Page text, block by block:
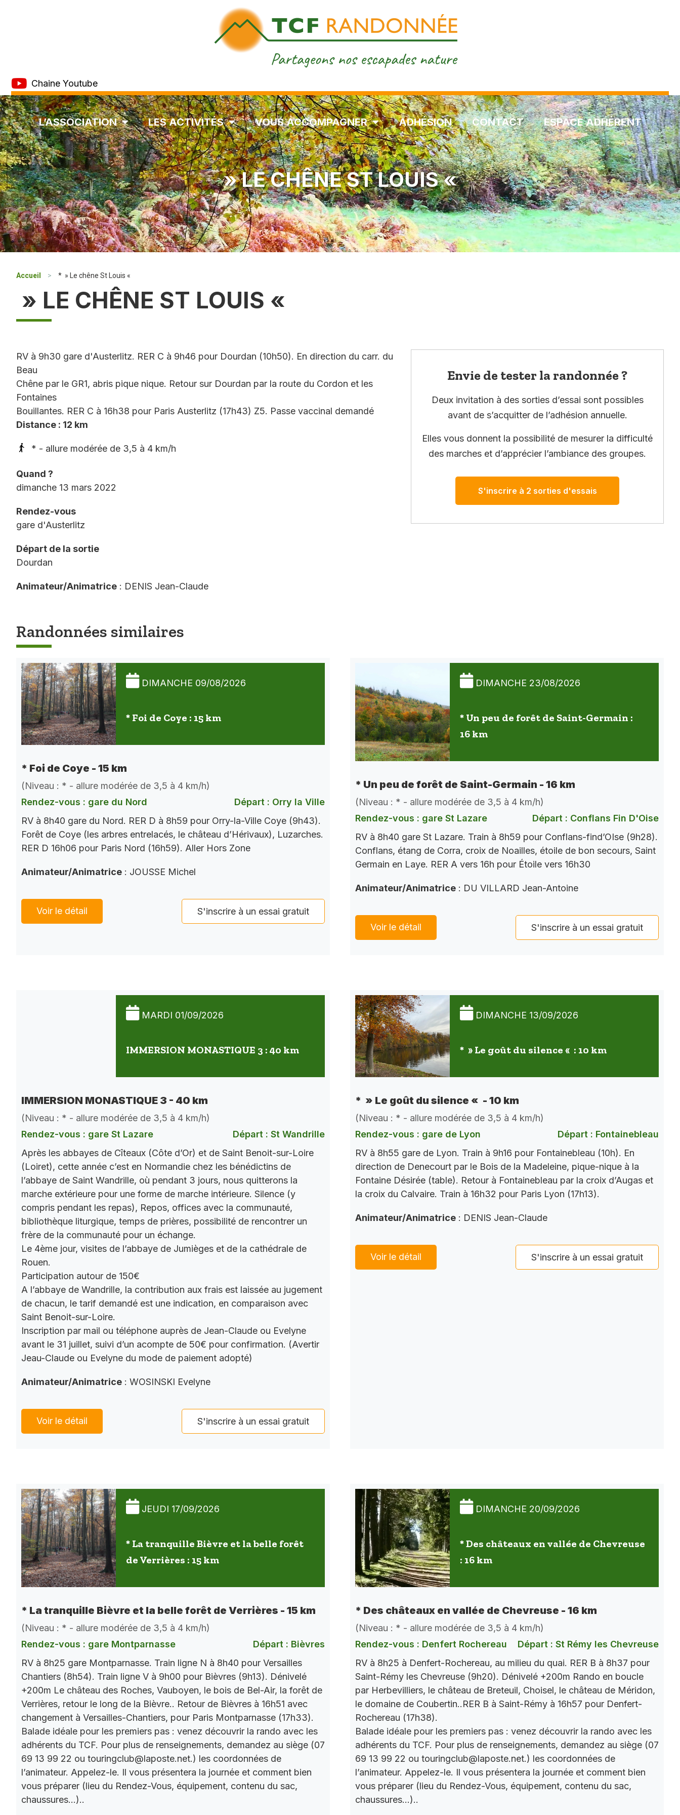
Chaine Youtube
L’ASSOCIATION LES ACTIVITÉS VOUS ACCOMPAGNER ADHÉSION CONTACT ESPACE ADHÉRENT
» LE CHÊNE ST LOUIS «
Accueil > * » Le chêne St Louis «
» LE CHÊNE ST LOUIS «
RV à 9h30 gare d'Austerlitz. RER C à 9h46 pour Dourdan (10h50). En direction du carr. du
Beau
Chêne par le GR1, abris pique nique. Retour sur Dourdan par la route du Cordon et les
Fontaines
Bouillantes. RER C à 16h38 pour Paris Austerlitz (17h43) Z5. Passe vaccinal demandé
Distance : 12 km
* - allure modérée de 3,5 à 4 km/h
Quand ?
dimanche 13 mars 2022
Rendez-vous
gare d'Austerlitz
Départ de la sortie
Dourdan
Animateur/Animatrice : DENIS Jean-Claude
Envie de tester la randonnée ?
Deux invitation à des sorties d’essai sont possibles
avant de s’acquitter de l’adhésion annuelle.
Elles vous donnent la possibilité de mesurer la difficulté
des marches et d’apprécier l’ambiance des groupes.
S'inscrire à 2 sorties d'essais
Randonnées similaires
DIMANCHE 09/08/2026
* Foi de Coye : 15 km
* Foi de Coye - 15 km
(Niveau : * - allure modérée de 3,5 à 4 km/h)
Rendez-vous : gare du Nord
Départ : Orry la Ville
RV à 8h40 gare du Nord. RER D à 8h59 pour Orry-la-Ville Coye (9h43).
Forêt de Coye (les arbres entrelacés, le château d’Hérivaux), Luzarches.
RER D 16h06 pour Paris Nord (16h59). Aller Hors Zone
Animateur/Animatrice : JOUSSE Michel
Voir le détail S'inscrire à un essai gratuit
DIMANCHE 23/08/2026
* Un peu de forêt de Saint-Germain :
16 km
* Un peu de forêt de Saint-Germain - 16 km
(Niveau : * - allure modérée de 3,5 à 4 km/h)
Rendez-vous : gare St Lazare
Départ : Conflans Fin D'Oise
RV à 8h40 gare St Lazare. Train à 8h59 pour Conflans-find’OIse (9h28).
Conflans, étang de Corra, croix de Noailles, étoile de bon secours, Saint
Germain en Laye. RER A vers 16h pour Étoile vers 16h30
Animateur/Animatrice : DU VILLARD Jean-Antoine
Voir le détail S'inscrire à un essai gratuit
MARDI 01/09/2026
IMMERSION MONASTIQUE 3 : 40 km
IMMERSION MONASTIQUE 3 - 40 km
(Niveau : * - allure modérée de 3,5 à 4 km/h)
Rendez-vous : gare St Lazare
Départ : St Wandrille
Après les abbayes de Cîteaux (Côte d’Or) et de Saint Benoit-sur-Loire
(Loiret), cette année c’est en Normandie chez les bénédictins de
l’abbaye de Saint Wandrille, où pendant 3 jours, nous quitterons la
marche extérieure pour une forme de marche intérieure. Silence (y
compris pendant les repas), Repos, offices avec la communauté,
bibliothèque liturgique, temps de prières, possibilité de rencontrer un
frère de la communauté pour un échange.
Le 4ème jour, visites de l’abbaye de Jumièges et de la cathédrale de
Rouen.
Participation autour de 150€
A l’abbaye de Wandrille, la contribution aux frais est laissée au jugement
de chacun, le tarif demandé est une indication, en comparaison avec
Saint Benoit-sur-Loire.
Inscription par mail ou téléphone auprès de Jean-Claude ou Evelyne
avant le 31 juillet, suivi d’un acompte de 50€ pour confirmation. (Avertir
Jeau-Claude ou Evelyne du mode de paiement adopté)
Animateur/Animatrice : WOSINSKI Evelyne
Voir le détail S'inscrire à un essai gratuit
DIMANCHE 13/09/2026
* » Le goût du silence « : 10 km
* » Le goût du silence « - 10 km
(Niveau : * - allure modérée de 3,5 à 4 km/h)
Rendez-vous : gare de Lyon
Départ : Fontainebleau
RV à 8h55 gare de Lyon. Train à 9h16 pour Fontainebleau (10h). En
direction de Denecourt par le Bois de la Madeleine, pique-nique à la
Fontaine Désirée (table). Retour à Fontainebleau par la croix d’Augas et
la croix du Calvaire. Train à 16h32 pour Paris Lyon (17h13).
Animateur/Animatrice : DENIS Jean-Claude
Voir le détail S'inscrire à un essai gratuit
JEUDI 17/09/2026
* La tranquille Bièvre et la belle forêt
de Verrières : 15 km
* La tranquille Bièvre et la belle forêt de Verrières - 15 km
(Niveau : * - allure modérée de 3,5 à 4 km/h)
Rendez-vous : gare Montparnasse
Départ : Bièvres
RV à 8h25 gare Montparnasse. Train ligne N à 8h40 pour Versailles
Chantiers (8h54). Train ligne V à 9h00 pour Bièvres (9h13). Dénivelé
+200m Le château des Roches, Vauboyen, le bois de Bel-Air, la forêt de
Verrières, retour le long de la Bièvre.. Retour de Bièvres à 16h51 avec
changement à Versailles-Chantiers, pour Paris Montparnasse (17h33).
Balade idéale pour les premiers pas : venez découvrir la rando avec les
adhérents du TCF. Pour plus de renseignements, demandez au siège (07
69 13 99 22 ou touringclub@laposte.net.) les coordonnées de
l’animateur. Appelez-le. Il vous présentera la journée et comment bien
vous préparer (lieu du Rendez-Vous, équipement, contenu du sac,
chaussures…)..
DIMANCHE 20/09/2026
* Des châteaux en vallée de Chevreuse
: 16 km
* Des châteaux en vallée de Chevreuse - 16 km
(Niveau : * - allure modérée de 3,5 à 4 km/h)
Rendez-vous : Denfert Rochereau
Départ : St Rémy les Chevreuse
RV à 8h25 à Denfert-Rochereau, au milieu du quai. RER B à 8h37 pour
Saint-Rémy les Chevreuse (9h20). Dénivelé +200m Rando en boucle
par Herbevilliers, le château de Breteuil, Choisel, le château de Méridon,
le domaine de Coubertin..RER B à Saint-Rémy à 16h57 pour Denfert-
Rochereau (17h38).
Balade idéale pour les premiers pas : venez découvrir la rando avec les
adhérents du TCF. Pour plus de renseignements, demandez au siège (07
69 13 99 22 ou touringclub@laposte.net.) les coordonnées de
l’animateur. Appelez-le. Il vous présentera la journée et comment bien
vous préparer (lieu du Rendez-Vous, équipement, contenu du sac,
chaussures…)..